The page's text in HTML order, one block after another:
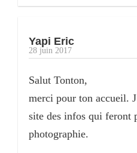
Yapi Eric
28 juin 2017
Salut Tonton,
merci pour ton accueil.
site des infos qui feront
photographie.